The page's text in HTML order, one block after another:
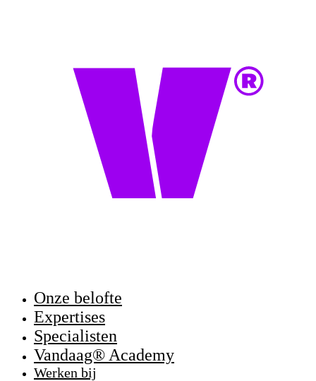
Onze belofte
Expertises
Specialisten
Vandaag® Academy
Werken bij